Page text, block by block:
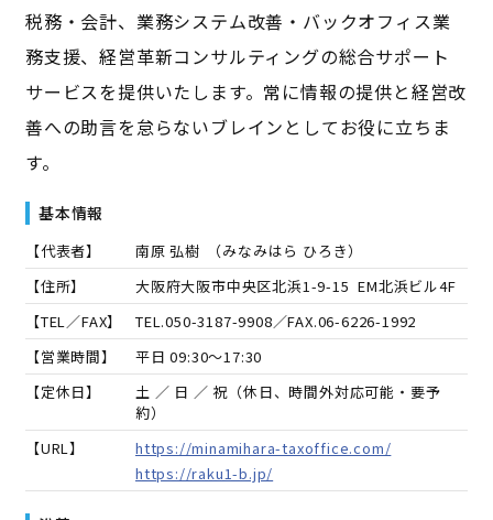
税務・会計、業務システム改善・バックオフィス業
務支援、経営革新コンサルティングの総合サポート
サービスを提供いたします。常に情報の提供と経営改
善への助言を怠らないブレインとしてお役に立ちま
す。
基本情報
【代表者】 南原 弘樹 （みなみはら ひろき）
【住所】
大阪府大阪市中央区北浜1-9-15 EM北浜ビル4F
【TEL／FAX】
TEL.050-3187-9908／FAX.06-6226-1992
【営業時間】
平日 09:30～17:30
【定休日】
土 ／ 日 ／ 祝（休日、時間外対応可能・要予
約）
【URL】
https://minamihara-taxoffice.com/
https://raku1-b.jp/